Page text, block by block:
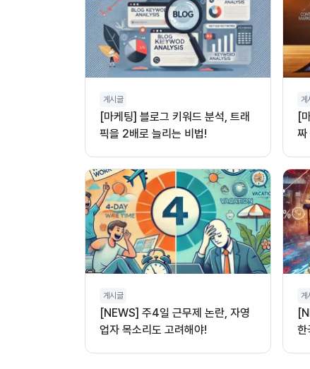
게시글
[마케팅] 블로그 키워드 분석, 트래
픽을 2배로 늘리는 비법!
게
[
짜
게시글
[NEWS] 주4일 근무제 논란, 자영
업자 목소리도 고려해야!
게
한